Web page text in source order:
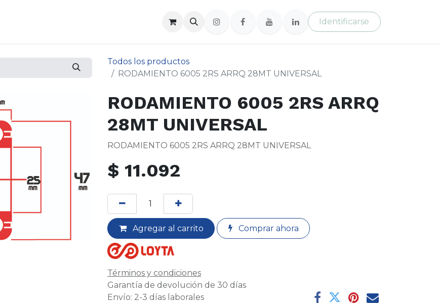
Identificarse
Todos los productos
RODAMIENTO 6005 2RS ARRQ 28MT UNIVERSAL
RODAMIENTO 6005 2RS ARRQ
28MT UNIVERSAL
RODAMIENTO 6005 2RS ARRQ 28MT UNIVERSAL
$ 11.092
Agregar al carrito Comprar ahora
Términos y condiciones
Garantía de devolución de 30 días
Envío: 2-3 días laborales